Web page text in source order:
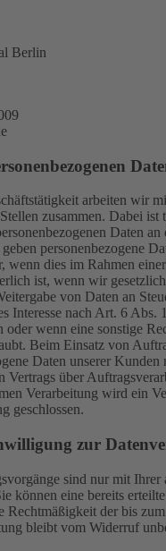
Berlin
arbeiten wir
zusammen. Dabei ist
Daten an
personenbezogene
wenn dies im Rahmen einer
ist, wenn wir
von Daten an
Interesse nach Art. 6
oder wenn eine sonstige
Beim Einsatz von
Daten unserer Kunden
Vertrags über
Verarbeitung wird ein
geschlossen.
zur
sind nur mit Ihrer
können eine bereits
Rechtmäßigkeit der bis
bleibt vom Widerruf